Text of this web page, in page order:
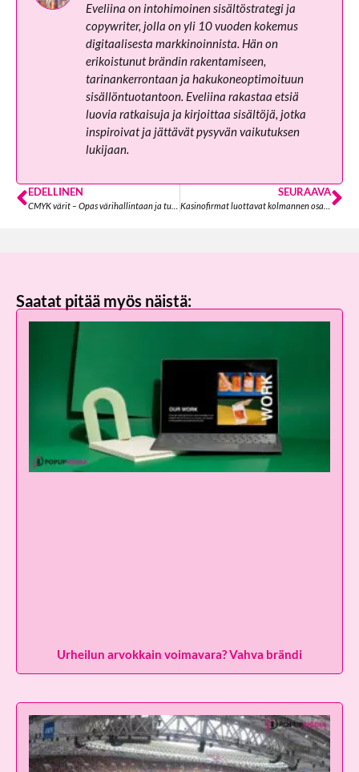
Eveliina on intohimoinen sisältöstrategi ja
copywriter, jolla on yli 10 vuoden kokemus
digitaalisesta markkinoinnista. Hän on
erikoistunut brändin rakentamiseen,
tarinankerrontaan ja hakukoneoptimoituun
sisällöntuotantoon. Eveliina rakastaa etsiä
luovia ratkaisuja ja kirjoittaa sisältöjä, jotka
inspiroivat ja jättävät pysyvän vaikutuksen
lukijaan.
EDELLINEN SEURAAVA
Saatat pitää myös näistä:
Urheilun arvokkain voimavara? Vahva brändi